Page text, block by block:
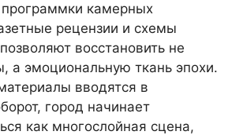
камерных
рецензии и схемы
восстановить не
а эмоциональную ткань эпохи.
вводятся в
город начинает
как многослойная сцена,